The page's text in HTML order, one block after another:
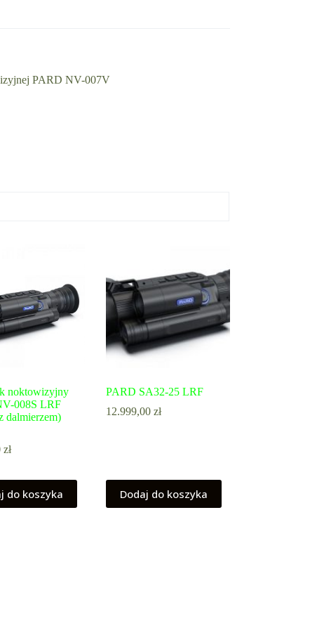
PARD NV-007V
noktowizyjny
008S LRF
dalmierzem)
zł
do koszyka
PARD SA32-25 LRF
12.999,00zł
Dodaj do koszyka